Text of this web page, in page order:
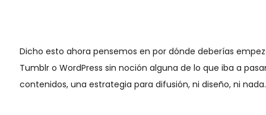
Dicho esto ahora pensemos en por dónde deberías
Tumblr o WordPress sin noción alguna de lo que iba a
contenidos, una estrategia para difusión, ni diseño, ni